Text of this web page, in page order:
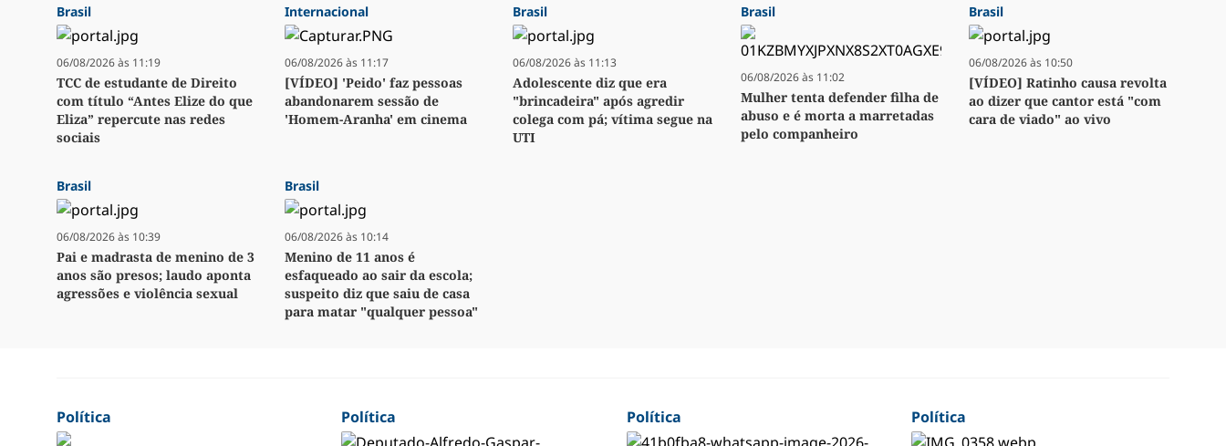
Brasil
06/08/2026 às 11:19
TCC de estudante de Direito
com título “Antes Elize do que
Eliza” repercute nas redes
sociais
Internacional
06/08/2026 às 11:17
[VÍDEO] 'Peido' faz pessoas
abandonarem sessão de
'Homem-Aranha' em cinema
Brasil
06/08/2026 às 11:13
Adolescente diz que era
"brincadeira" após agredir
colega com pá; vítima segue na
UTI
Brasil
06/08/2026 às 11:02
Mulher tenta defender filha de
abuso e é morta a marretadas
pelo companheiro
Brasil
06/08/2026 às 10:50
[VÍDEO] Ratinho causa revolta
ao dizer que cantor está "com
cara de viado" ao vivo
Brasil
06/08/2026 às 10:39
Pai e madrasta de menino de 3
anos são presos; laudo aponta
agressões e violência sexual
Brasil
06/08/2026 às 10:14
Menino de 11 anos é
esfaqueado ao sair da escola;
suspeito diz que saiu de casa
para matar "qualquer pessoa"
Política Política Política Política